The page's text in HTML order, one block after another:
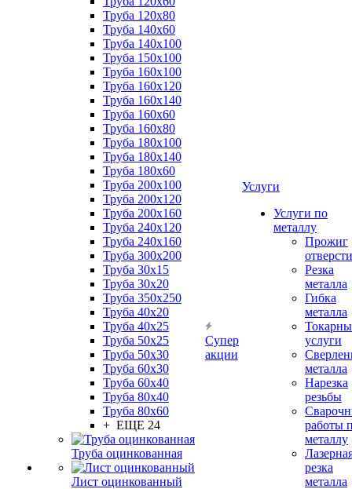
Труба 120x80
Труба 140x60
Труба 140x100
Труба 150x100
Труба 160x100
Труба 160x120
Труба 160x140
Труба 160x60
Труба 160x80
Труба 180x100
Труба 180x140
Труба 180x60
Труба 200x100
Труба 200x120
Труба 200x160
Труба 240x120
Труба 240x160
Труба 300x200
Труба 30x15
Труба 30x20
Труба 350x250
Труба 40x20
Труба 40x25
Труба 50x25
Труба 50x30
Труба 60x30
Труба 60x40
Труба 80x40
Труба 80x60
+ ЕЩЕ 24
Труба оцинкованная
Лист оцинкованный
Супер
акции
Услуги
Услуги по
металлу
Прожиг
Резка
металла
Гибка
металла
услуги
металла
Нарезка
резьбы
работы
металлу
резка
металла